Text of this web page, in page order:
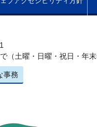
土曜・日曜・祝日・年末
事務